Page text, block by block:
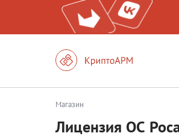
Магазин
Лицензия ОС